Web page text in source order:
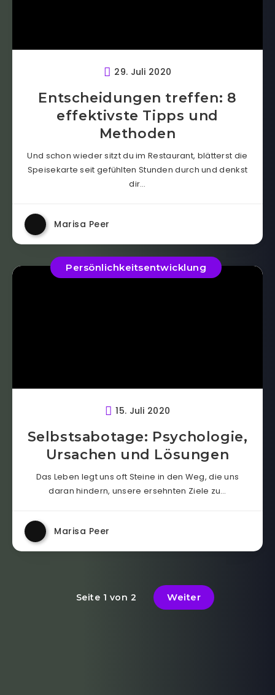
29. Juli 2020
Entscheidungen treffen: 8
effektivste Tipps und
Methoden
Und schon wieder sitzt du im Restaurant, blätterst die
Speisekarte seit gefühlten Stunden durch und denkst
dir…
Marisa Peer
Persönlichkeitsentwicklung
15. Juli 2020
Selbstsabotage: Psychologie,
Ursachen und Lösungen
Das Leben legt uns oft Steine in den Weg, die uns
daran hindern, unsere ersehnten Ziele zu…
Marisa Peer
Seite 1 von 2 Weiter